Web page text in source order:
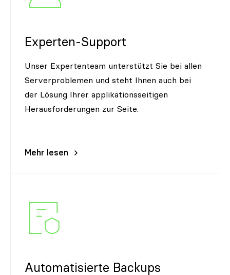
Experten-Support
Unser Expertenteam unterstützt Sie bei allen
Serverproblemen und steht Ihnen auch bei
der Lösung Ihrer applikationsseitigen
Herausforderungen zur Seite.
Mehr lesen
Automatisierte Backups